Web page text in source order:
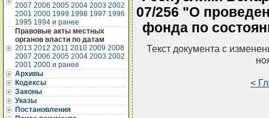
2007 2006 2005 2004 2003 2002
2001 2000 1999 1998 1997 1996
1995 1994 и ранее
Правовые акты местных
органов власти по датам
2013 2012 2011 2010 2009 2008
2007 2006 2005 2004 2003 2002
2001 2000 и ранее
Архивы
Кодексы
Законы
Указы
Постановления
07/256 "О
фонда по
Текст документа с
<